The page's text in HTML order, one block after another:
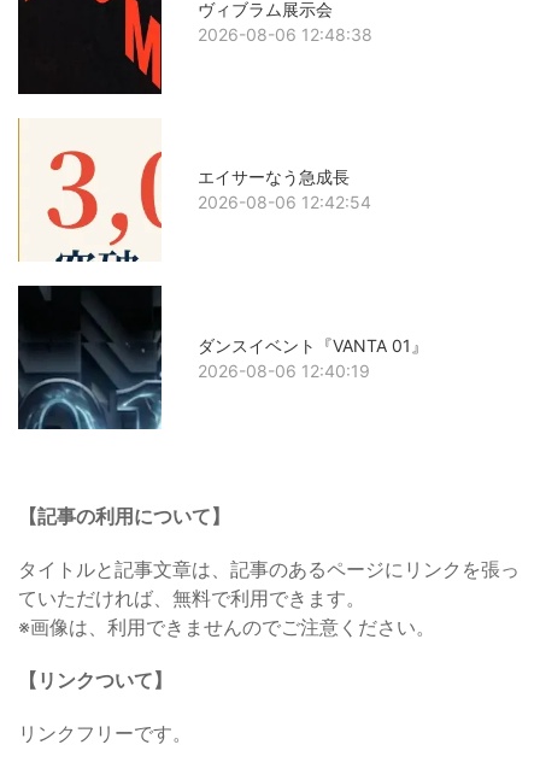
ヴィブラム展示会
2026-08-06 12:48:38
エイサーなう急成長
2026-08-06 12:42:54
ダンスイベント『VANTA 01』
2026-08-06 12:40:19
【記事の利用について】
タイトルと記事文章は、記事のあるページにリンクを張っ
ていただければ、無料で利用できます。
※画像は、利用できませんのでご注意ください。
【リンクついて】
リンクフリーです。